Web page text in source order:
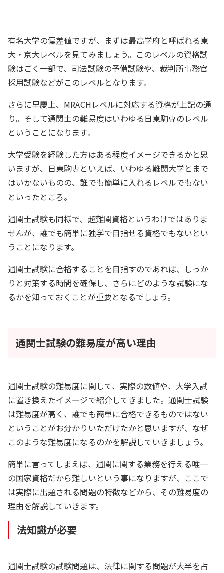
有名大学の偏差値ですが、まずは最高学府と呼ばれる東
大・京大レベルを見てみましょう。このレベルの資格試
験はごく一部で、司法試験の予備試験や、裁判所事務官
採用試験などがこのレベルとなります。
さらに早慶上、MRACHレベルに対応する資格が上記の通
り。そして通関士の難易度はいわゆる日東駒専のレベル
ということになります。
大学受験を経験した方はある程度イメージできるかと思
いますが、日東駒専といえば、いわゆる難関大学とまで
はいかないものの、誰でも簡単に入れるレベルでもない
といったところ。
通関士試験も同様で、超難関資格というわけではありま
せんが、誰でも簡単に独学で目指せる資格でもないとい
うことになります。
通関士試験に合格することを目指すのであれば、しっか
りと対策する時間を確保し、さらにどのような試験にな
るかを知っておくことが重要となるでしょう。
通関士試験の難易度が高い理由
通関士試験の難易度に関して、実際の数値や、大学入試
に置き換えたイメージで紹介してきました。通関士試験
は難易度が高く、誰でも簡単に合格できるものではない
ということがお分かりいただけたかと思いますが、なぜ
このような難易度になるのかを解説していきましょう。
簡単に言ってしまえば、通関に関する業務を行える唯一
の国家資格だから難しいという事になりますが、ここで
は実際に出題される問題の特徴などから、その難易度の
理由を解説していきます。
法知識が必要
通関士試験の試験問題は、法律に関する問題が大半を占